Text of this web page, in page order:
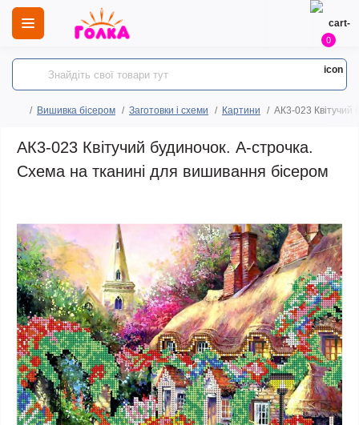
0
Вишивка бісером Заготовки і схеми Картини АК3-023 Квітучий
АК3-023 Квітучий будиночок. А-строчка.
Схема на тканині для вишивання бісером